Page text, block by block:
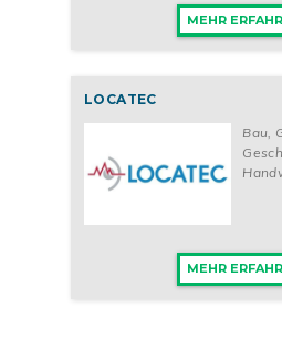
MEHR
LOCATEC
Bau,
MEHR